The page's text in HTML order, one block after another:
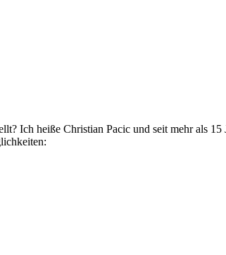
Ich heiße Christian Pacic und seit mehr als